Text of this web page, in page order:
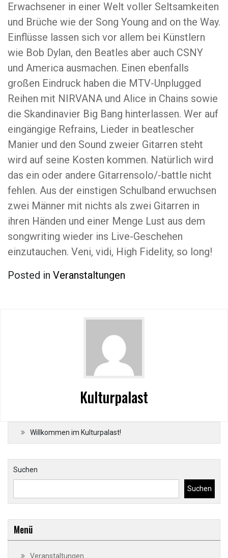
Erwachsener in einer Welt voller Seltsamkeiten
und Brüche wie der Song Young and on the Way.
Einflüsse lassen sich vor allem bei Künstlern
wie Bob Dylan, den Beatles aber auch CSNY
und America ausmachen. Einen ebenfalls
großen Eindruck haben die MTV-Unplugged
Reihen mit NIRVANA und Alice in Chains sowie
die Skandinavier Big Bang hinterlassen. Wer auf
eingängige Refrains, Lieder in beatlescher
Manier und den Sound zweier Gitarren steht
wird auf seine Kosten kommen. Natürlich wird
das ein oder andere Gitarrensolo/-battle nicht
fehlen. Aus der einstigen Schulband erwuchsen
zwei Männer mit nichts als zwei Gitarren in
ihren Händen und einer Menge Lust aus dem
songwriting wieder ins Live-Geschehen
einzutauchen. Veni, vidi, High Fidelity, so long!
Posted in Veranstaltungen
Kulturpalast
Willkommen im Kulturpalast!
Suchen
Suchen
Menü
Veranstaltungen